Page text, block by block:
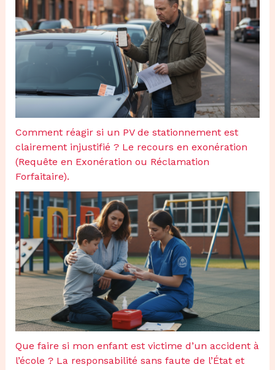
Comment réagir si un PV de stationnement est
clairement injustifié ? Le recours en exonération
(Requête en Exonération ou Réclamation
Forfaitaire).
Que faire si mon enfant est victime d’un accident à
l’école ? La responsabilité sans faute de l’État et